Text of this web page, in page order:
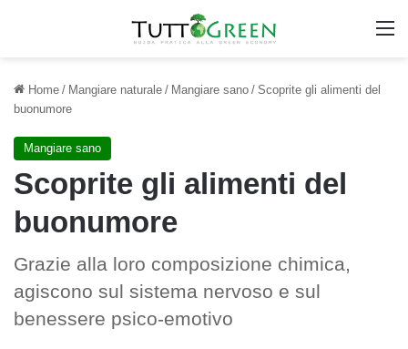
Home / Mangiare naturale / Mangiare sano / Scoprite gli alimenti del
buonumore
Mangiare sano
Scoprite gli alimenti del
buonumore
Grazie alla loro composizione chimica,
agiscono sul sistema nervoso e sul
benessere psico-emotivo